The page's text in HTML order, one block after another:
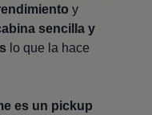
y
sencilla y
lo que la hace
es un pickup